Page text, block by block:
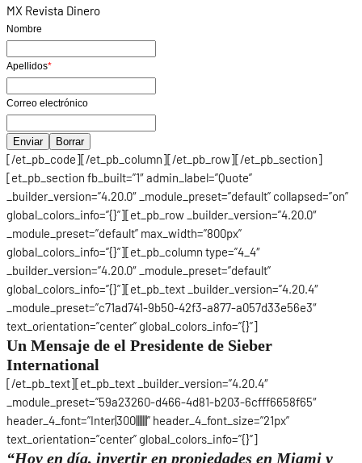
MX Revista Dinero
Nombre
Apellidos*
Correo electrónico
[/et_pb_code][/et_pb_column][/et_pb_row][/et_pb_section]
[et_pb_section fb_built=”1″ admin_label=”Quote”
_builder_version=”4.20.0″ _module_preset=”default” collapsed=”on”
global_colors_info=”{}”][et_pb_row _builder_version=”4.20.0″
_module_preset=”default” max_width=”800px”
global_colors_info=”{}”][et_pb_column type=”4_4″
_builder_version=”4.20.0″ _module_preset=”default”
global_colors_info=”{}”][et_pb_text _builder_version=”4.20.4″
_module_preset=”c71ad741-9b50-42f3-a877-a057d33e56e3″
text_orientation=”center” global_colors_info=”{}”]
Un Mensaje de el Presidente de Sieber
International
[/et_pb_text][et_pb_text _builder_version=”4.20.4″
_module_preset=”59a23260-d466-4d81-b203-6cfff6658f65″
header_4_font=”Inter|300|||||||” header_4_font_size=”21px”
text_orientation=”center” global_colors_info=”{}”]
“Hoy en día, invertir en propiedades en Miami y